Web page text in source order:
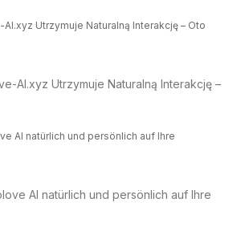
Utrzymuje Naturalną Interakcję – Oto
AI.xyz Utrzymuje Naturalną Interakcję –
AI natürlich und persönlich auf Ihre
AI natürlich und persönlich auf Ihre